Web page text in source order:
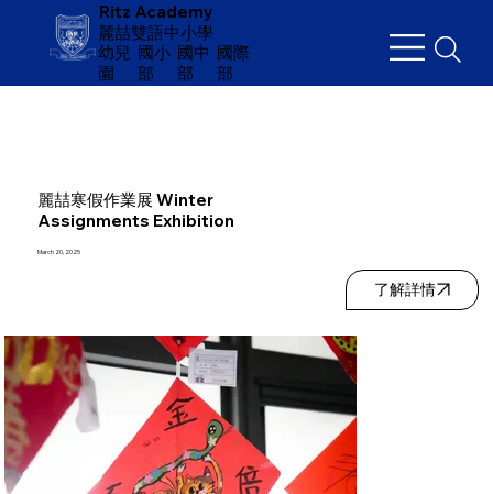
Ritz Academy
麗喆雙語中小學
幼兒
園
​國小
部
國中
部
國際
部
麗喆寒假作業展 Winter
Assignments Exhibition
March 20, 2025
了解詳情